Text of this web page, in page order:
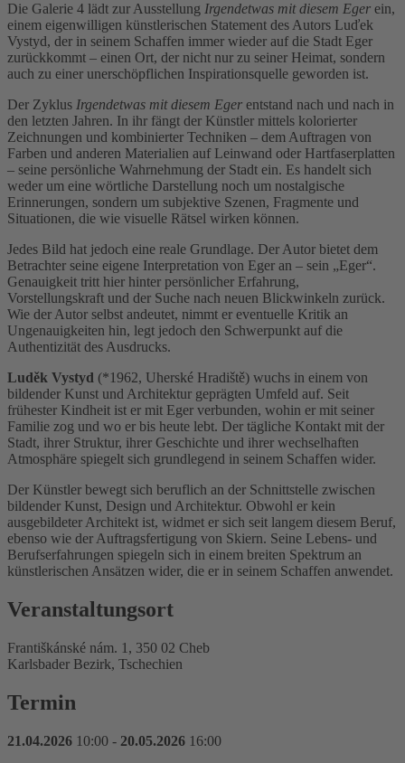
Die Galerie 4 lädt zur Ausstellung Irgendetwas mit diesem Eger ein,
einem eigenwilligen künstlerischen Statement des Autors Luďek
Vystyd, der in seinem Schaffen immer wieder auf die Stadt Eger
zurückkommt – einen Ort, der nicht nur zu seiner Heimat, sondern
auch zu einer unerschöpflichen Inspirationsquelle geworden ist.
Der Zyklus Irgendetwas mit diesem Eger entstand nach und nach in
den letzten Jahren. In ihr fängt der Künstler mittels kolorierter
Zeichnungen und kombinierter Techniken – dem Auftragen von
Farben und anderen Materialien auf Leinwand oder Hartfaserplatten
– seine persönliche Wahrnehmung der Stadt ein. Es handelt sich
weder um eine wörtliche Darstellung noch um nostalgische
Erinnerungen, sondern um subjektive Szenen, Fragmente und
Situationen, die wie visuelle Rätsel wirken können.
Jedes Bild hat jedoch eine reale Grundlage. Der Autor bietet dem
Betrachter seine eigene Interpretation von Eger an – sein „Eger“.
Genauigkeit tritt hier hinter persönlicher Erfahrung,
Vorstellungskraft und der Suche nach neuen Blickwinkeln zurück.
Wie der Autor selbst andeutet, nimmt er eventuelle Kritik an
Ungenauigkeiten hin, legt jedoch den Schwerpunkt auf die
Authentizität des Ausdrucks.
Luděk Vystyd (*1962, Uherské Hradiště) wuchs in einem von
bildender Kunst und Architektur geprägten Umfeld auf. Seit
frühester Kindheit ist er mit Eger verbunden, wohin er mit seiner
Familie zog und wo er bis heute lebt. Der tägliche Kontakt mit der
Stadt, ihrer Struktur, ihrer Geschichte und ihrer wechselhaften
Atmosphäre spiegelt sich grundlegend in seinem Schaffen wider.
Der Künstler bewegt sich beruflich an der Schnittstelle zwischen
bildender Kunst, Design und Architektur. Obwohl er kein
ausgebildeter Architekt ist, widmet er sich seit langem diesem Beruf,
ebenso wie der Auftragsfertigung von Skiern. Seine Lebens- und
Berufserfahrungen spiegeln sich in einem breiten Spektrum an
künstlerischen Ansätzen wider, die er in seinem Schaffen anwendet.
Veranstaltungsort
Františkánské nám. 1, 350 02 Cheb
Karlsbader Bezirk, Tschechien
Termin
21.04.2026 10:00 - 20.05.2026 16:00